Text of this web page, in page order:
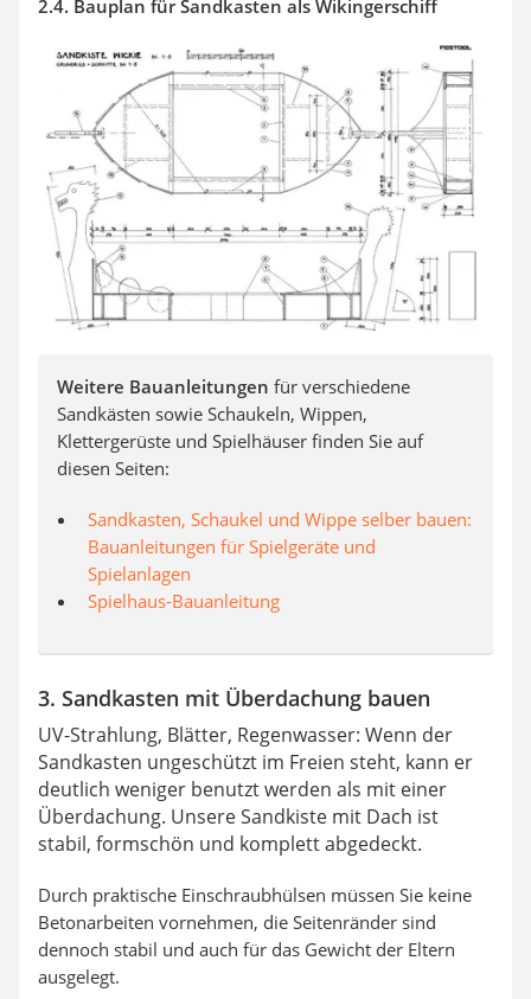
2.4. Bauplan für Sandkasten als Wikingerschiff
Weitere Bauanleitungen für verschiedene
Sandkästen sowie Schaukeln, Wippen,
Klettergerüste und Spielhäuser finden Sie auf
diesen Seiten:
Sandkasten, Schaukel und Wippe selber bauen:
Bauanleitungen für Spielgeräte und
Spielanlagen
Spielhaus-Bauanleitung
3. Sandkasten mit Überdachung bauen
UV-Strahlung, Blätter, Regenwasser: Wenn der
Sandkasten ungeschützt im Freien steht, kann er
deutlich weniger benutzt werden als mit einer
Überdachung. Unsere Sandkiste mit Dach ist
stabil, formschön und komplett abgedeckt.
Durch praktische Einschraubhülsen müssen Sie keine
Betonarbeiten vornehmen, die Seitenränder sind
dennoch stabil und auch für das Gewicht der Eltern
ausgelegt.